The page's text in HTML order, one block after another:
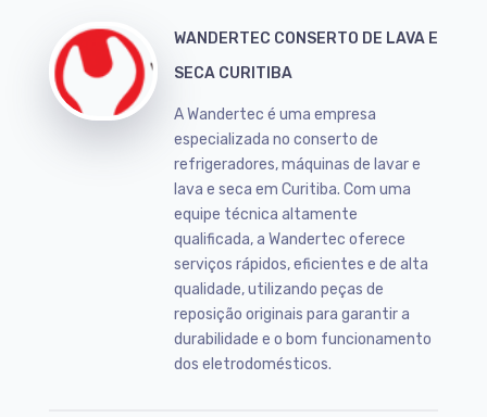
WANDERTEC CONSERTO DE LAVA E
SECA CURITIBA
A Wandertec é uma empresa
especializada no conserto de
refrigeradores, máquinas de lavar e
lava e seca em Curitiba. Com uma
equipe técnica altamente
qualificada, a Wandertec oferece
serviços rápidos, eficientes e de alta
qualidade, utilizando peças de
reposição originais para garantir a
durabilidade e o bom funcionamento
dos eletrodomésticos.